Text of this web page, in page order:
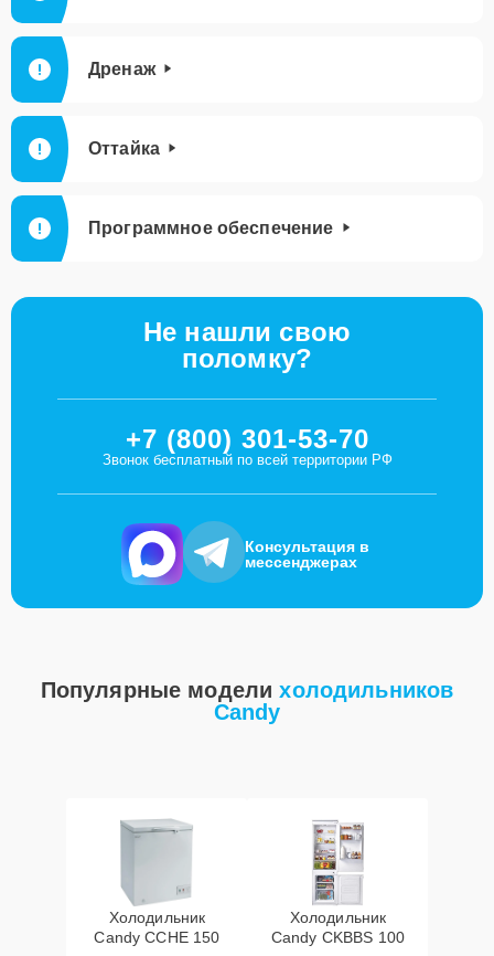
Дренаж
Оттайка
Программное обеспечение
Не нашли свою
поломку?
+7 (800) 301-53-70
Звонок бесплатный по всей территории РФ
Консультация в
мессенджерах
Популярные моделихолодильников
Candy
Холодильник
Candy CCHE 150
Холодильник
Candy CKBBS 100